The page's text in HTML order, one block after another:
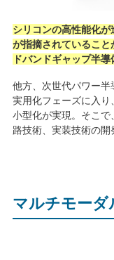
シリコンの高性能化
が指摘されていること
ドバンドギャップ半
他方、次世代パワー半
実用化フェーズに入り
小型化が実現。そこで
路技術、実装技術の開
マルチモーダ